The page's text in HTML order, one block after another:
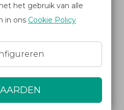
cookieverklaring
het gebruik van alle
in ons Cookie Policy